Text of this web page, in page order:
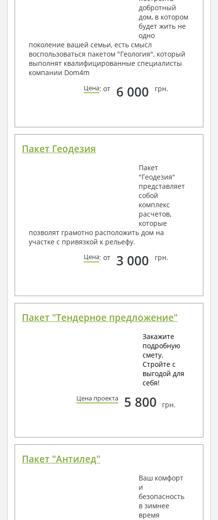
добротный
дом, в котором
будет жить не
одно
поколение вашей семьи, есть смысл
воспользоваться пакетом "Геология", который
выполнят квалифицированные специалисты
компании Dom4m
Цена: от 6 000 грн.
Пакет Геодезия
Пакет
"Геодезия"
представляет
собой
комплекс
расчетов,
которые
позволят грамотно расположить дом на
участке с привязкой к рельефу.
Цена: от 3 000 грн.
Пакет "Тендерное предложение"
Закажите
подробную
смету.
Стройте с
выгодой для
себя!
Цена проекта 5 800 грн.
Пакет "Антилед"
Ваш комфорт
и
безопасность
в зимнее
время